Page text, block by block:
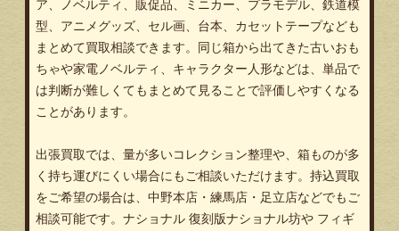
ア、ノベルティ、販促品、ミニカー、プラモデル、鉄道模
型、アニメグッズ、セル画、台本、カセットテープなども
まとめて買取相談できます。同じ箱から出てきた古いおも
ちゃや家電ノベルティ、キャラクター人形などは、単品で
は判断が難しくてもまとめて見ることで評価しやすくなる
ことがあります。
出張買取では、量が多いコレクション整理や、箱ものが多
く持ち運びにくい場合にもご相談いただけます。持込買取
をご希望の場合は、中野本店・練馬店・足立店などでもご
相談可能です。ナショナル 復刻版ナショナル坊や フィギ